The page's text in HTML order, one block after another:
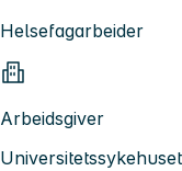
Helsefagarbeider
Arbeidsgiver